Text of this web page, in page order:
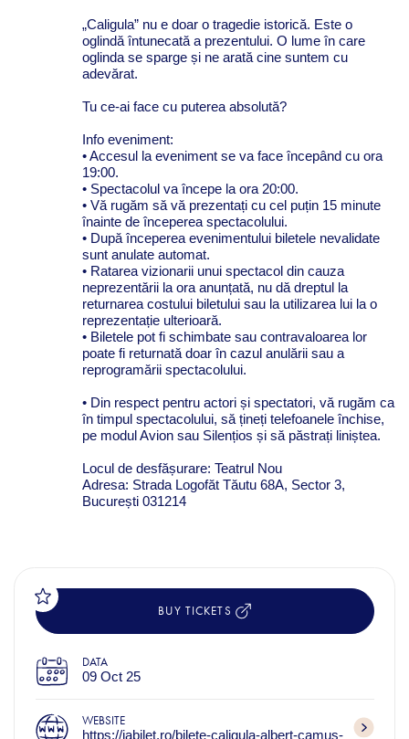
„Caligula” nu e doar o tragedie istorică. Este o
oglindă întunecată a prezentului. O lume în care
oglinda se sparge și ne arată cine suntem cu
adevărat.
Tu ce-ai face cu puterea absolută?
Info eveniment:
• Accesul la eveniment se va face începând cu ora
19:00.
• Spectacolul va începe la ora 20:00.
• Vă rugăm să vă prezentați cu cel puțin 15 minute
înainte de începerea spectacolului.
• După începerea evenimentului biletele nevalidate
sunt anulate automat.
• Ratarea vizionarii unui spectacol din cauza
neprezentării la ora anunțată, nu dă dreptul la
returnarea costului biletului sau la utilizarea lui la o
reprezentație ulterioară.
• Biletele pot fi schimbate sau contravaloarea lor
poate fi returnată doar în cazul anulării sau a
reprogramării spectacolului.
• Din respect pentru actori și spectatori, vă rugăm ca
în timpul spectacolului, să țineți telefoanele închise,
pe modul Avion sau Silențios și să păstrați liniștea.
Locul de desfășurare: Teatrul Nou
Adresa: Strada Logofăt Tăutu 68A, Sector 3,
București 031214
BUY TICKETS
DATA
09 Oct 25
WEBSITE
https://iabilet.ro/bilete-caligula-albert-camus-